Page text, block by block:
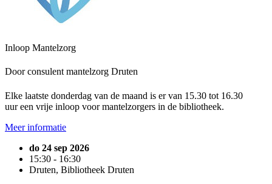
Inloop Mantelzorg
Door consulent mantelzorg Druten
Elke laatste donderdag van de maand is er van 15.30 tot 16.30
uur een vrije inloop voor mantelzorgers in de bibliotheek.
Meer informatie
do 24 sep 2026
15:30 - 16:30
Druten, Bibliotheek Druten